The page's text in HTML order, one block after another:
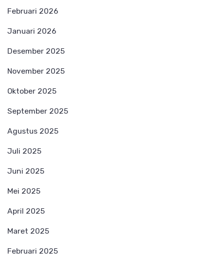
Februari 2026
Januari 2026
Desember 2025
November 2025
Oktober 2025
September 2025
Agustus 2025
Juli 2025
Juni 2025
Mei 2025
April 2025
Maret 2025
Februari 2025